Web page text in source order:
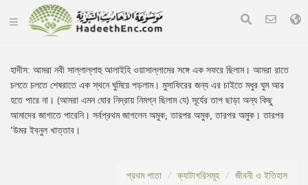
হাদীস:আমরা নবী সাল্লাল্লাহু আলাইহি ওয়াসাল্লামের সঙ্গে এক সফরে ছিলাম। আমরা রাতে
চলতে চলতে শেষরাতে এক স্থনে ঘুমিয়ে পড়লাম। মুসাফিরের জন্য এর চাইতে মধুর ঘুম আর
হতে পারে না। (আমরা এমন ঘোর নিদ্রায় নিমগ্ন ছিলাম যে) সূর্যের তাপ ছাড়া অন্য কিছু
আমাদের জাগাতে পারেনি। সর্বপ্রথম জাগলেন অমুক, তারপর অমুক, তারপর অমুক। তারপর
‘উমর ইবনুল খাত্তাব।
প্রথম পাতা ক্যাটাগরিসমূহ জীবনী ও ইতিহাস